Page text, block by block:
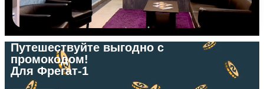
Путешествуйте выгодно с
промокодом!
Для Фрегат-1